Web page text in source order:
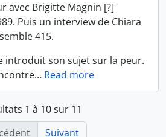
avec Brigitte Magnin [?]
Puis un interview de Chiara
415.
introduit son sujet sur la peur.
… Read more
1 à 10 sur 11
Suivant